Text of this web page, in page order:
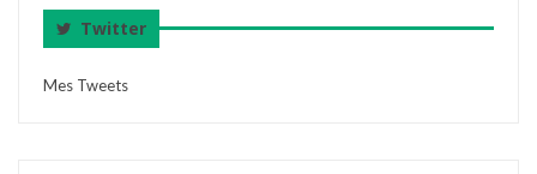
Twitter
Mes Tweets